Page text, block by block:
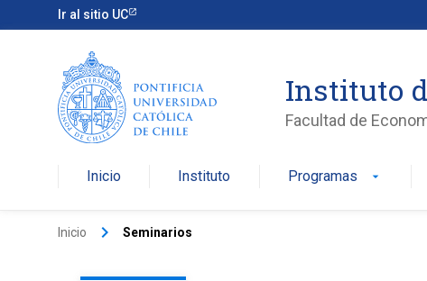
Ir al sitio UC
Instituto
Facultad de
Inicio Instituto Programas arrow_drop_down
Inicio keyboard_arrow_right Seminarios